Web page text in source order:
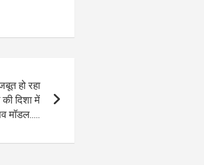
हो रहा
दिशा में
मॉडल…..